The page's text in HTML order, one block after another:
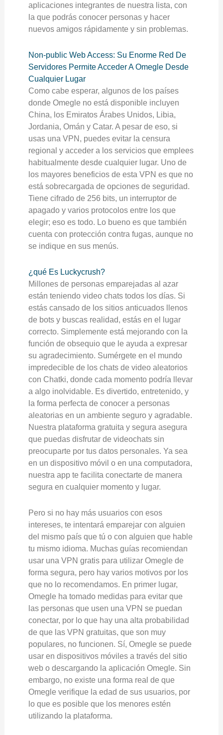
aplicaciones integrantes de nuestra lista, con
la que podrás conocer personas y hacer
nuevos amigos rápidamente y sin problemas.
Non-public Web Access: Su Enorme Red De
Servidores Permite Acceder A Omegle Desde
Cualquier Lugar
Como cabe esperar, algunos de los países
donde Omegle no está disponible incluyen
China, los Emiratos Árabes Unidos, Libia,
Jordania, Omán y Catar. A pesar de eso, si
usas una VPN, puedes evitar la censura
regional y acceder a los servicios que emplees
habitualmente desde cualquier lugar. Uno de
los mayores beneficios de esta VPN es que no
está sobrecargada de opciones de seguridad.
Tiene cifrado de 256 bits, un interruptor de
apagado y varios protocolos entre los que
elegir; eso es todo. Lo bueno es que también
cuenta con protección contra fugas, aunque no
se indique en sus menús.
¿qué Es Luckycrush?
Millones de personas emparejadas al azar
están teniendo video chats todos los días. Si
estás cansado de los sitios anticuados llenos
de bots y buscas realidad, estás en el lugar
correcto. Simplemente está mejorando con la
función de obsequio que le ayuda a expresar
su agradecimiento. Sumérgete en el mundo
impredecible de los chats de video aleatorios
con Chatki, donde cada momento podría llevar
a algo inolvidable. Es divertido, entretenido, y
la forma perfecta de conocer a personas
aleatorias en un ambiente seguro y agradable.
Nuestra plataforma gratuita y segura asegura
que puedas disfrutar de videochats sin
preocuparte por tus datos personales. Ya sea
en un dispositivo móvil o en una computadora,
nuestra app te facilita conectarte de manera
segura en cualquier momento y lugar.
Pero si no hay más usuarios con esos
intereses, te intentará emparejar con alguien
del mismo país que tú o con alguien que hable
tu mismo idioma. Muchas guías recomiendan
usar una VPN gratis para utilizar Omegle de
forma segura, pero hay varios motivos por los
que no lo recomendamos. En primer lugar,
Omegle ha tomado medidas para evitar que
las personas que usen una VPN se puedan
conectar, por lo que hay una alta probabilidad
de que las VPN gratuitas, que son muy
populares, no funcionen. Sí, Omegle se puede
usar en dispositivos móviles a través del sitio
web o descargando la aplicación Omegle. Sin
embargo, no existe una forma real de que
Omegle verifique la edad de sus usuarios, por
lo que es posible que los menores estén
utilizando la plataforma.